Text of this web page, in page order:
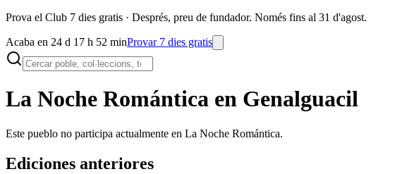
Prova el Club 7 dies gratis · Després, preu de fundador. Només fins al 31 d'agost.
Acaba en 24 d 17 h 52 minProvar 7 dies gratis
La Noche Romántica en Genalguacil
Este pueblo no participa actualmente en La Noche Romántica.
Ediciones anteriores